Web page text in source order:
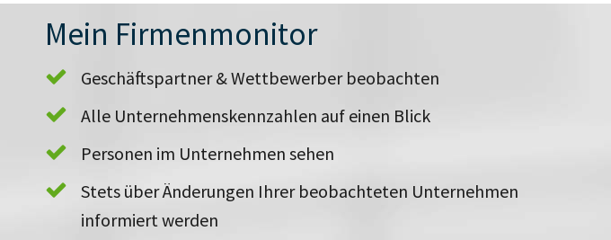
Mein Firmenmonitor
Geschäftspartner & Wettbewerber beobachten
Alle Unternehmenskennzahlen auf einen Blick
Personen im Unternehmen sehen
Stets über Änderungen Ihrer beobachteten Unternehmen
informiert werden